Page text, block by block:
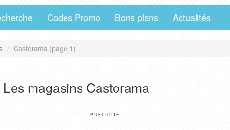
Codes Promo Bons plans Actualités
Castorama (page 1)
Les magasins Castorama
PUBLICITÉ